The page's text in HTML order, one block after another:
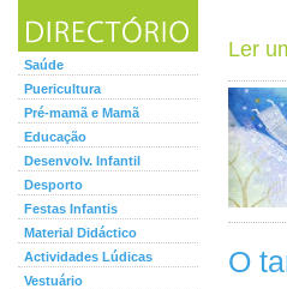
Saúde
Puericultura
Pré-mamã e Mamã
Educação
Desenvolv. Infantil
Desporto
Festas Infantis
Material Didáctico
Actividades Lúdicas
Vestuário
Ler
O